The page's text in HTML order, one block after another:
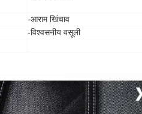
-आराम खिंचाव
-विश्वसनीय वसूली